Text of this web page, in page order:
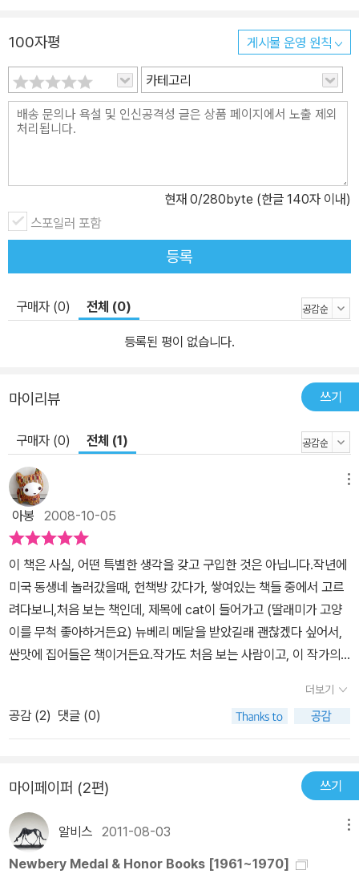
100자평 게시물 운영 원칙
카테고리
현재 0/280byte (한글 140자 이내)
스포일러 포함
등록
구매자 (0) 전체 (0)
등록된 평이 없습니다.
마이리뷰 쓰기
구매자 (0) 전체 (1)
아봉 2008-10-05
이 책은 사실, 어떤 특별한 생각을 갖고 구입한 것은 아닙니다.작년에
미국 동생네 놀러갔을때, 헌책방 갔다가, 쌓여있는 책들 중에서 고르
려다보니,처음 보는 책인데, 제목에 cat이 들어가고 (딸래미가 고양
이를 무척 좋아하거든요) 뉴베리 메달을 받았길래 괜찮겠다 싶어서,
싼맛에 집어들은 책이거든요.작가도 처음 보는 사람이고, 이 작가의
래되어서 노릇노릇합니다. ^^그렇게 구입해놓고 사실 1년이 넘도록
손을 못대었다가,며칠전에 급하게 나가면서, 가벼운 책을 하나 뽑아
든 것이 이 책이었습니다.주인공은 14살 소년입니다.사실 이 나이는,
의 세계를 형성하기 시작하는 때이지요.자식을 키우게 되면서, 옛날
보다 오히려 지금, 성장소설류가 더 재미있더라구요.부모의 입장에서
자식을 바라보면서,또, 그 시절의 내 모습은 부모에게 어떻게 비쳤을
까도 생각해보게 되고... ^^다소 어설프게 행동하는 주인공을 보면서
더보기
공감 (2) 댓글 (0)
마이페이퍼 (2편) 쓰기
알비스 2011-08-03
Newbery Medal & Honor Books [1961~1970]